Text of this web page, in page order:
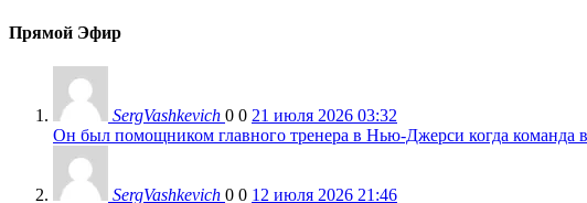
Прямой Эфир
SergVashkevich 0 0 21 июля 2026 03:32
Он был помощником главного тренера в Нью-Джерси когда команда
SergVashkevich 0 0 12 июля 2026 21:46